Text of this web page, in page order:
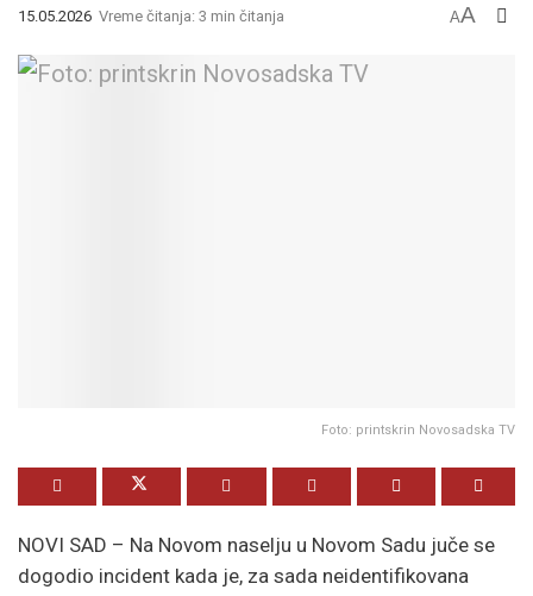
15.05.2026 Vreme čitanja: 3 min čitanja AA
Foto: printskrin Novosadska TV
NOVI SAD – Na Novom naselju u Novom Sadu juče se
dogodio incident kada je, za sada neidentifikovana